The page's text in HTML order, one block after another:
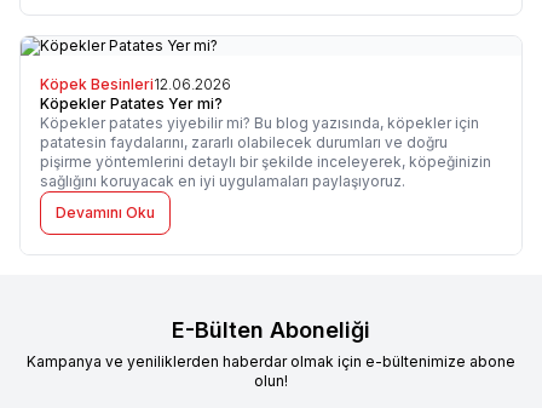
Köpek Besinleri12.06.2026
Köpekler Patates Yer mi?
Köpekler patates yiyebilir mi? Bu blog yazısında, köpekler için
patatesin faydalarını, zararlı olabilecek durumları ve doğru
pişirme yöntemlerini detaylı bir şekilde inceleyerek, köpeğinizin
sağlığını koruyacak en iyi uygulamaları paylaşıyoruz.
Devamını Oku
E-Bülten Aboneliği
Kampanya ve yeniliklerden haberdar olmak için e-bültenimize abone
olun!